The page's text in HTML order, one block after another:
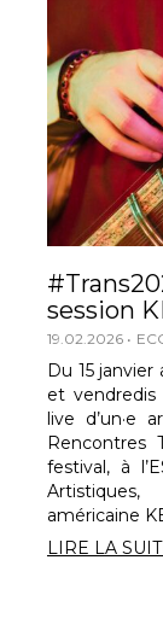
session
19.02.2026
Du 15
et vendredis
live d’un·e
Rencontres
festival, à
américaine
LIRE LA